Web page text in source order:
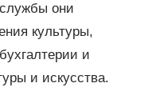
они
культуры,
и
и искусства.